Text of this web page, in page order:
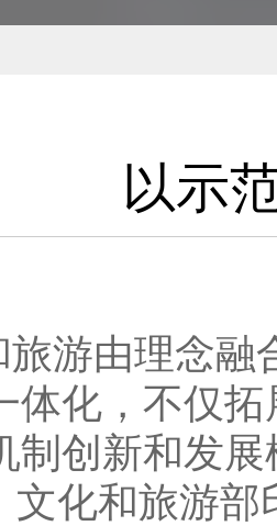
以示
旅游由理念融
体化，不仅拓
制创新和发
和旅游部